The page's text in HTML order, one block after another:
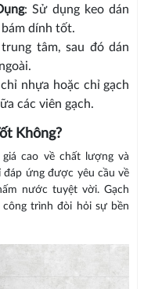
: Sử dụng keo dán
dính tốt.
tâm, sau đó dán
nhựa hoặc chỉ gạch
các viên gạch.
Không?
cao về chất lượng và
ứng được yêu cầu về
nước tuyệt vời. Gạch
trình đòi hỏi sự bền